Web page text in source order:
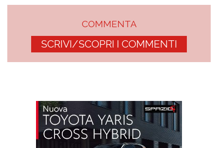
COMMENTA
SCRIVI/SCOPRI I COMMENTI